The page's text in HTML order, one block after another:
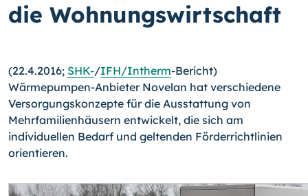
die Wohnungswirtschaft
(22.4.2016; SHK-/IFH/In­therm-Bericht)
Wärmepumpen-Anbieter Novelan hat ver­schiedene
Versorgungskonzepte für die Ausstattung von
Mehrfamilienhäusern entwi­ckelt, die sich am
individuellen Bedarf und geltenden Förderrichtlinien
orientieren.